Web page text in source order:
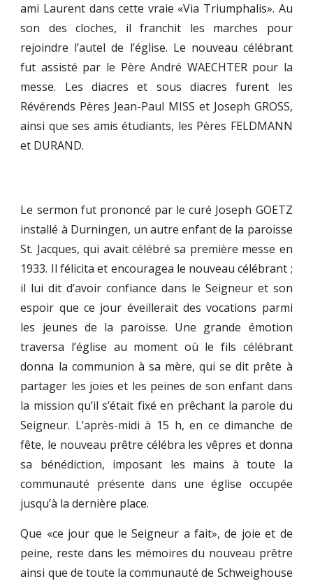
ami Laurent dans cette vraie «Via Triumphalis». Au
son des cloches, il franchit les marches pour
rejoindre l’autel de l’église. Le nouveau célébrant
fut assisté par le Père André WAECHTER pour la
messe. Les diacres et sous diacres furent les
Révérends Pères Jean-Paul MISS et Joseph GROSS,
ainsi que ses amis étudiants, les Pères FELDMANN
et DURAND.
Le sermon fut prononcé par le curé Joseph GOETZ
installé à Durningen, un autre enfant de la paroisse
St. Jacques, qui avait célébré sa première messe en
1933. Il félicita et encouragea le nouveau célébrant ;
il lui dit d’avoir confiance dans le Seigneur et son
espoir que ce jour éveillerait des vocations parmi
les jeunes de la paroisse. Une grande émotion
traversa l’église au moment où le fils célébrant
donna la communion à sa mère, qui se dit prête à
partager les joies et les peines de son enfant dans
la mission qu’il s’était fixé en prêchant la parole du
Seigneur. L’après-midi à 15 h, en ce dimanche de
fête, le nouveau prêtre célébra les vêpres et donna
sa bénédiction, imposant les mains à toute la
communauté présente dans une église occupée
jusqu’à la dernière place.
Que «ce jour que le Seigneur a fait», de joie et de
peine, reste dans les mémoires du nouveau prêtre
ainsi que de toute la communauté de Schweighouse